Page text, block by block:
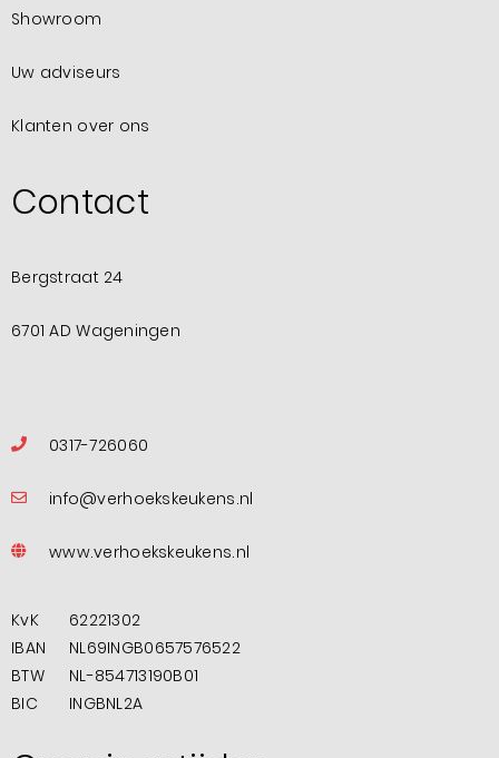
Showroom
Uw adviseurs
Klanten over ons
Contact
Bergstraat 24
6701 AD Wageningen
0317-726060
info@verhoekskeukens.nl
www.verhoekskeukens.nl
KvK
62221302
IBAN
NL69INGB0657576522
BTW
NL-854713190B01
BIC
INGBNL2A